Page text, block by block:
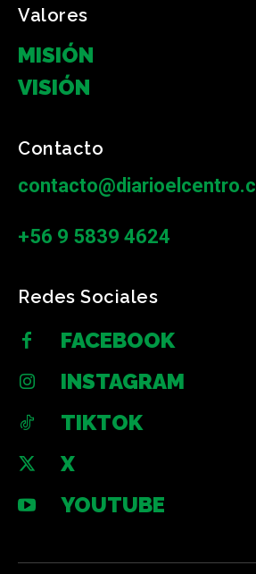
Valores
MISIÓN
VISIÓN
Contacto
contacto@diarioelcentro.cl
+56 9 5839 4624
Redes Sociales
FACEBOOK
INSTAGRAM
TIKTOK
X
YOUTUBE